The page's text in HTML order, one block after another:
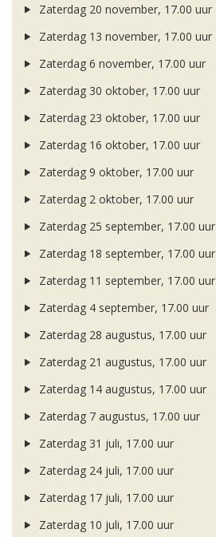
Zaterdag 20 november, 17.00 uur
Zaterdag 13 november, 17.00 uur
Zaterdag 6 november, 17.00 uur
Zaterdag 30 oktober, 17.00 uur
Zaterdag 23 oktober, 17.00 uur
Zaterdag 16 oktober, 17.00 uur
Zaterdag 9 oktober, 17.00 uur
Zaterdag 2 oktober, 17.00 uur
Zaterdag 25 september, 17.00 uur
Zaterdag 18 september, 17.00 uur
Zaterdag 11 september, 17.00 uur
Zaterdag 4 september, 17.00 uur
Zaterdag 28 augustus, 17.00 uur
Zaterdag 21 augustus, 17.00 uur
Zaterdag 14 augustus, 17.00 uur
Zaterdag 7 augustus, 17.00 uur
Zaterdag 31 juli, 17.00 uur
Zaterdag 24 juli, 17.00 uur
Zaterdag 17 juli, 17.00 uur
Zaterdag 10 juli, 17.00 uur